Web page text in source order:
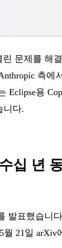
문제를 해
측에
Eclipse용
니다.
십 년
발표했습니
월 21일 arXiv